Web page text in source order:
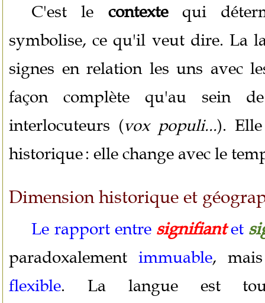
C'est le contextequi
symbolise, ce qu'il veut dire. La
signes en relation les uns avec
façon complète qu'au sein
interlocuteurs (vox populi...).
historique : elle change avec le
Dimension historique et
Le rapport entre signifiantet
paradoxalement immuable,
flexible. La langue est